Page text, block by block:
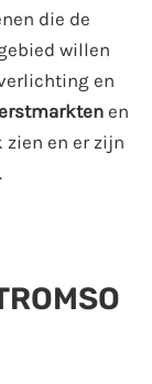
die de
willen
en
en
en er zijn